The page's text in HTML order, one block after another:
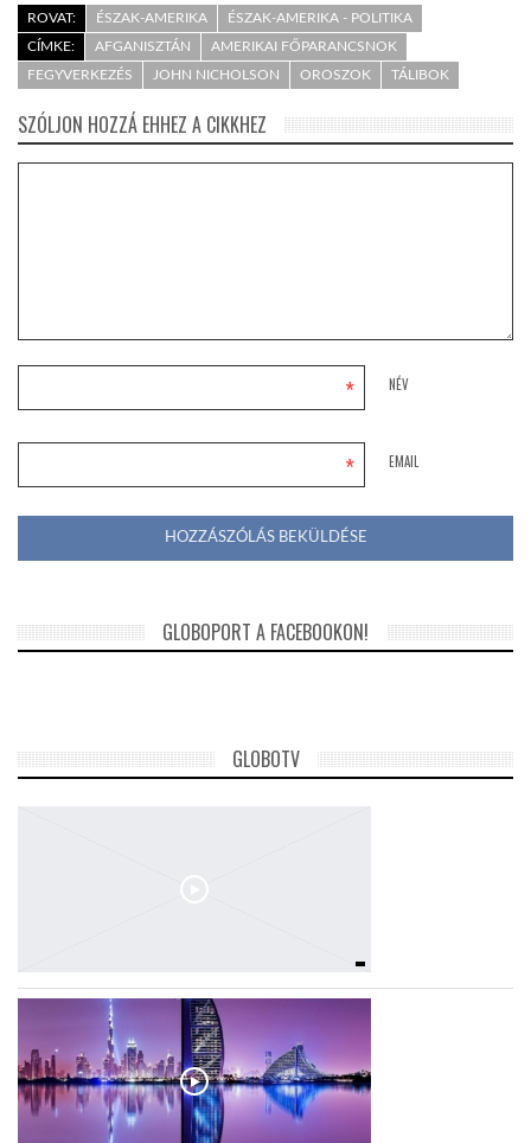
ROVAT: ÉSZAK-AMERIKA
ÉSZAK-AMERIKA - POLITIKA
CÍMKE:
AFGANISZTÁN
AMERIKAI FŐPARANCSNOK
FEGYVERKEZÉS
JOHN NICHOLSON OROSZOK TÁLIBOK
SZÓLJON HOZZÁ EHHEZ A CIKKHEZ
NÉV
*
EMAIL
*
GLOBOPORT A FACEBOOKON!
GLOBOTV